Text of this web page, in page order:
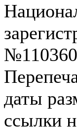
даты
ссылки